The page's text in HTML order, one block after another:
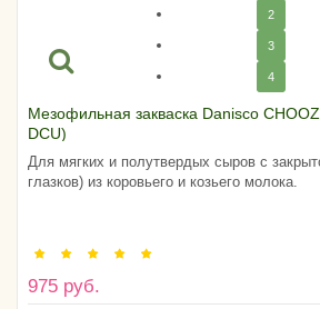
2
3
4
Мезофильная закваска Danisco
DCU)
Для мягких и полутвердых сыров с
глазков) из коровьего и козьего молока.
975 руб.